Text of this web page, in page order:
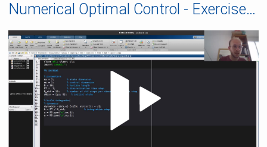
Numerical Optimal Control - Exercise 6 - 03.07.2020